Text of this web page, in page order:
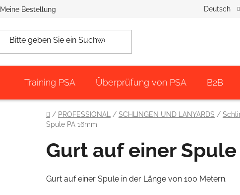
Meine Bestellung Deutsch
Training PSA Überprüfung von PSA B2B
Startseite
/ PROFESSIONAL / SCHLINGEN UND LANYARDS /
Spule PA 16mm
Gurt auf einer Spule
Gurt auf einer Spule in der Länge von 100 Metern.